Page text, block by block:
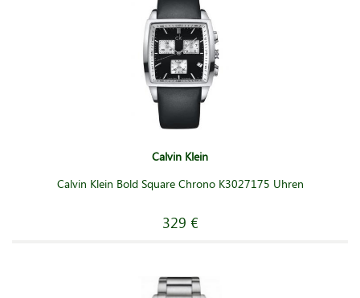
Calvin Klein
Calvin Klein Bold Square Chrono K3027175 Uhren
329 €